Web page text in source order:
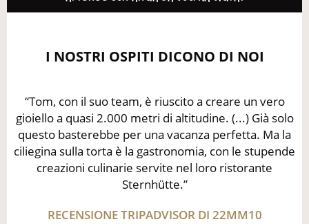
I NOSTRI OSPITI DICONO DI NOI
“Tom, con il suo team, è riuscito a creare un vero
gioiello a quasi 2.000 metri di altitudine. (...) Già solo
questo basterebbe per una vacanza perfetta. Ma la
ciliegina sulla torta è la gastronomia, con le stupende
creazioni culinarie servite nel loro ristorante
Sternhütte.”
RECENSIONE TRIPADVISOR DI 22MM10